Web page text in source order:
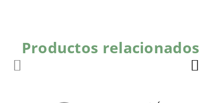
Productos relacionados